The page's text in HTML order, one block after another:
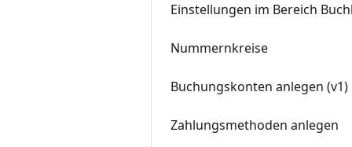
Einstellungen im Bereich
Nummernkreise
Buchungskonten anlegen (v1)
Zahlungsmethoden anlegen